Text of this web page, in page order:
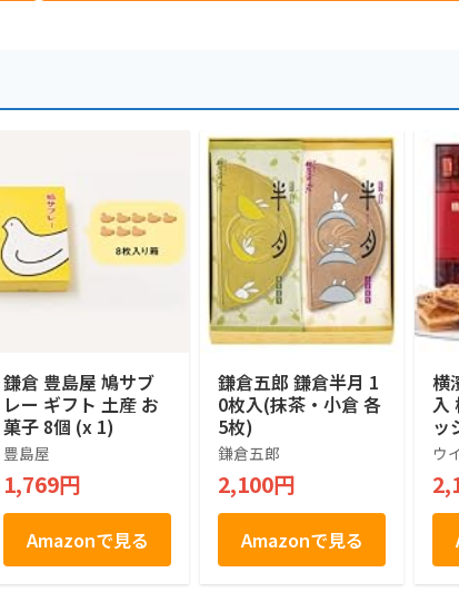
鎌倉 豊島屋 鳩サブ
レー ギフト 土産 お
菓子 8個 (x 1)
豊島屋
1,769円
Amazonで見る
鎌倉五郎 鎌倉半月 1
0枚入(抹茶・小倉 各
5枚)
鎌倉五郎
2,100円
Amazonで見る
横
入
ッ
せ
菓
お
土
ウ